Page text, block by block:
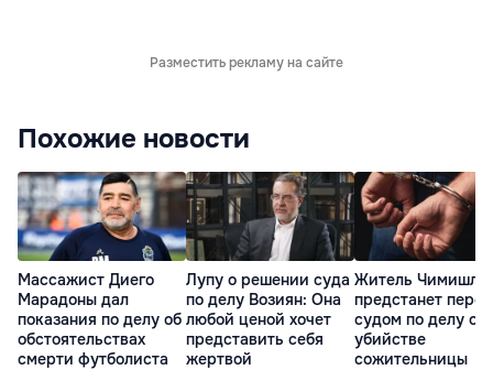
Разместить рекламу на сайте
Похожие новости
Массажист Диего
Марадоны дал
показания по делу об
обстоятельствах
смерти футболиста
Лупу о решении суда
по делу Возиян: Она
любой ценой хочет
представить себя
жертвой
Житель
предстанет перед
судом по делу об
убийстве
сожительницы